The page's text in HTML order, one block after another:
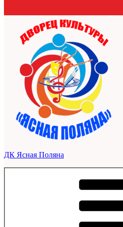
ДК Ясная Поляна